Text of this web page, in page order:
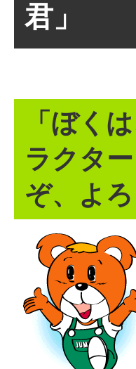
君」
「ぼく
ラクタ
ぞ、よろ